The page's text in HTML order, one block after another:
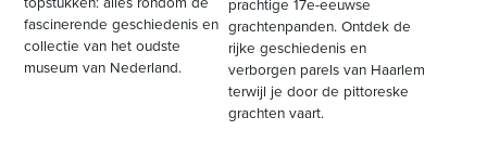
fascinerende geschiedenis en
collectie van het oudste
museum van Nederland.
grachtenpanden. Ontdek de
rijke geschiedenis en
verborgen parels van Haarlem
terwijl je door de pittoreske
grachten vaart.